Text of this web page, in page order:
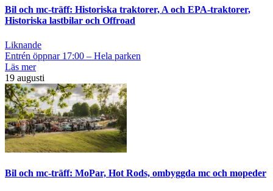
Bil och mc-träff: Historiska traktorer, A och EPA-traktorer,
Historiska lastbilar och Offroad
Liknande
Entrén öppnar 17:00 – Hela parken
Läs mer
19 augusti
Bil och mc-träff: MoPar, Hot Rods, ombyggda mc och mopeder